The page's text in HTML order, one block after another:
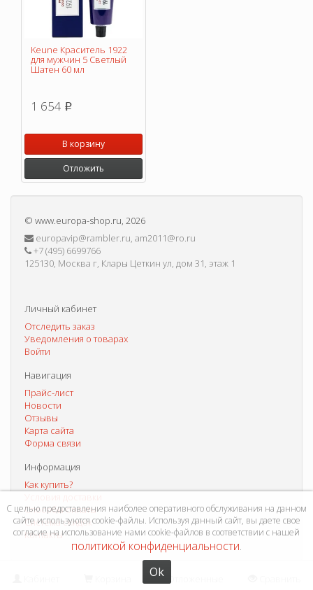
Keune Краситель 1922
для мужчин 5 Светлый
Шатен 60 мл
1 654 p
В корзину
Отложить
© www.europa-shop.ru, 2026
europavip@rambler.ru, am2011@ro.ru
+7 (495) 6699766
125130, Москва г, Клары Цеткин ул, дом 31, этаж 1
Личный кабинет
Отследить заказ
Уведомления о товарах
Войти
Навигация
Прайс-лист
Новости
Отзывы
Карта сайта
Форма связи
Информация
Как купить?
Способы оплаты
Система скидок
Контакты
С целью предоставления наиболее оперативного обслуживания на данном
сайте используются cookie-файлы. Используя данный сайт, вы даете свое
согласие на использование нами cookie-файлов в соответствии с нашей
политикой конфиденциальности.
Ok